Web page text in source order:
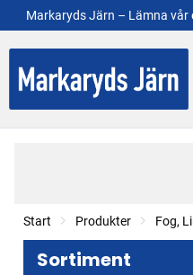
Markaryds Järn – Lämna
Start Produkter Fog,
Sortiment